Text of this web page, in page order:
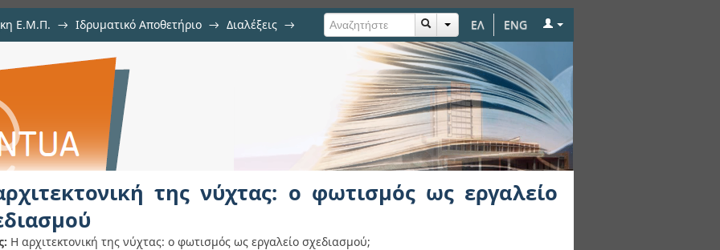
ΕΛ ENG
Ε.Μ.Π. → Ιδρυματικό Αποθετήριο → Διαλέξεις →
νύχτας: ο φωτισμός ως εργαλείο σχεδιασμού
της νύχτας: ο φωτισμός ως εργαλείο
Η αρχιτεκτονική της νύχτας: ο φωτισμός ως εργαλείο σχεδιασμού;